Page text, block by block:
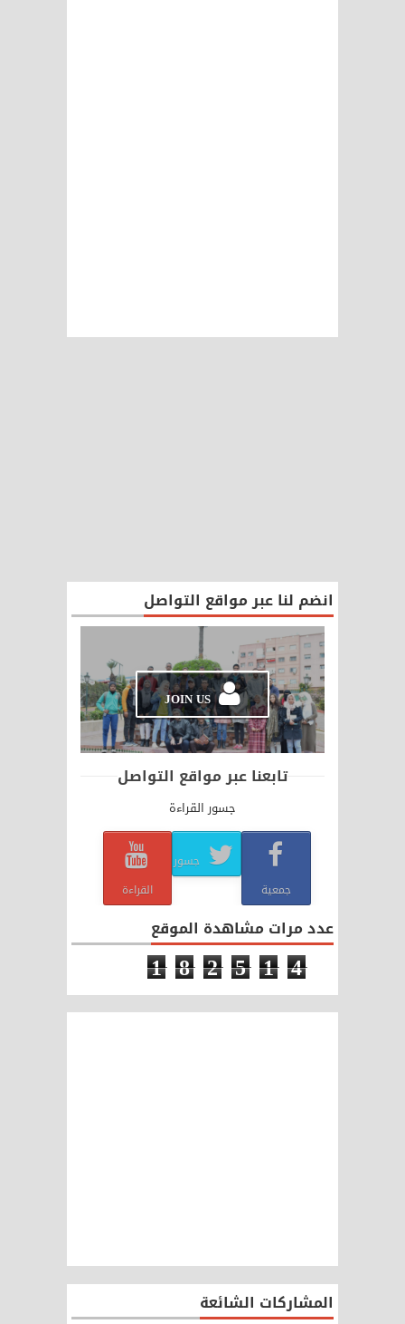
انضم لنا عبر مواقع التواصل
JOIN US
تابعنا عبر مواقع التواصل
جسور القراءة
جمعية
جسور
القراءة
عدد مرات مشاهدة الموقع
1 8 2 5 1 4
المشاركات الشائعة